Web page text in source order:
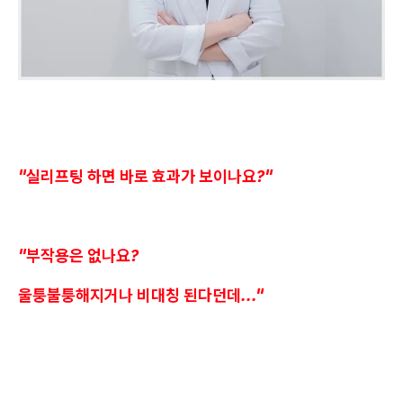
"실리프팅 하면 바로 효과가 보이나요?"
"부작용은 없나요?
울퉁불퉁해지거나 비대칭 된다던데..."